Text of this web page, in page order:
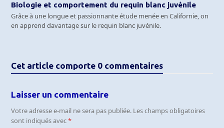
Biologie et comportement du requin blanc juvénile
Grâce à une longue et passionnante étude menée en Californie, on
en apprend davantage sur le requin blanc juvénile.
Cet article comporte 0 commentaires
Laisser un commentaire
Votre adresse e-mail ne sera pas publiée. Les champs obligatoires
sont indiqués avec*